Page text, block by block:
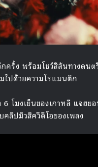
ครั้ง พร้อมโชว์สีสันทางดนต
ไปด้วยความโรแมนติก
โมงเย็นของเกาหลี แจฮย
ลิปมิวสิควีดีโอของเพลง